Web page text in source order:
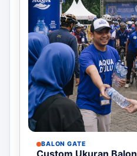
BALON GATE